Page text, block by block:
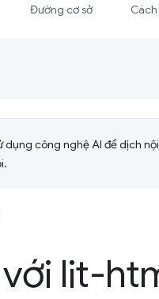
Đường cơ sở
dụng công nghệ AI để dịch
lit-